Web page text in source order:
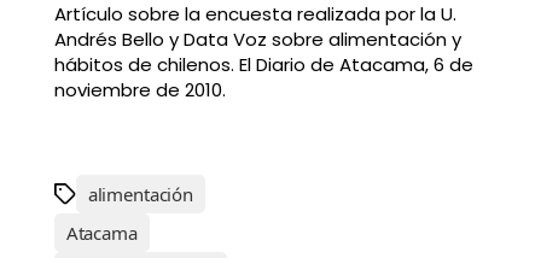
Artículo sobre la encuesta realizada por la U.
Andrés Bello y Data Voz sobre alimentación y
hábitos de chilenos. El Diario de Atacama, 6 de
noviembre de 2010.
alimentación
Atacama